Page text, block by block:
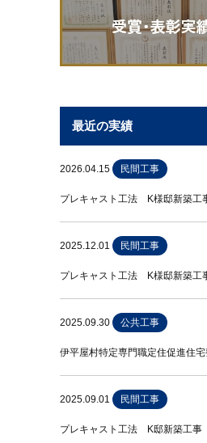
最近の実績
2026.04.15 民間工事
プレキャスト工法 K様邸新築工
2025.12.01 民間工事
プレキャスト工法 K様邸新築工
2025.09.30 公共工事
伊平屋村特定専門職定住促進住
2025.09.01 民間工事
プレキャスト工法 K邸新築工